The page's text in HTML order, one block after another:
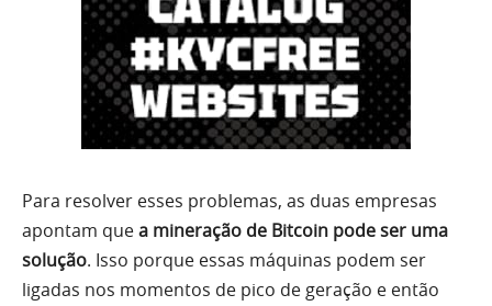
Para resolver esses problemas, as duas empresas
apontam quea mineração de Bitcoin pode ser uma
solução. Isso porque essas máquinas podem ser
ligadas nos momentos de pico de geração e então